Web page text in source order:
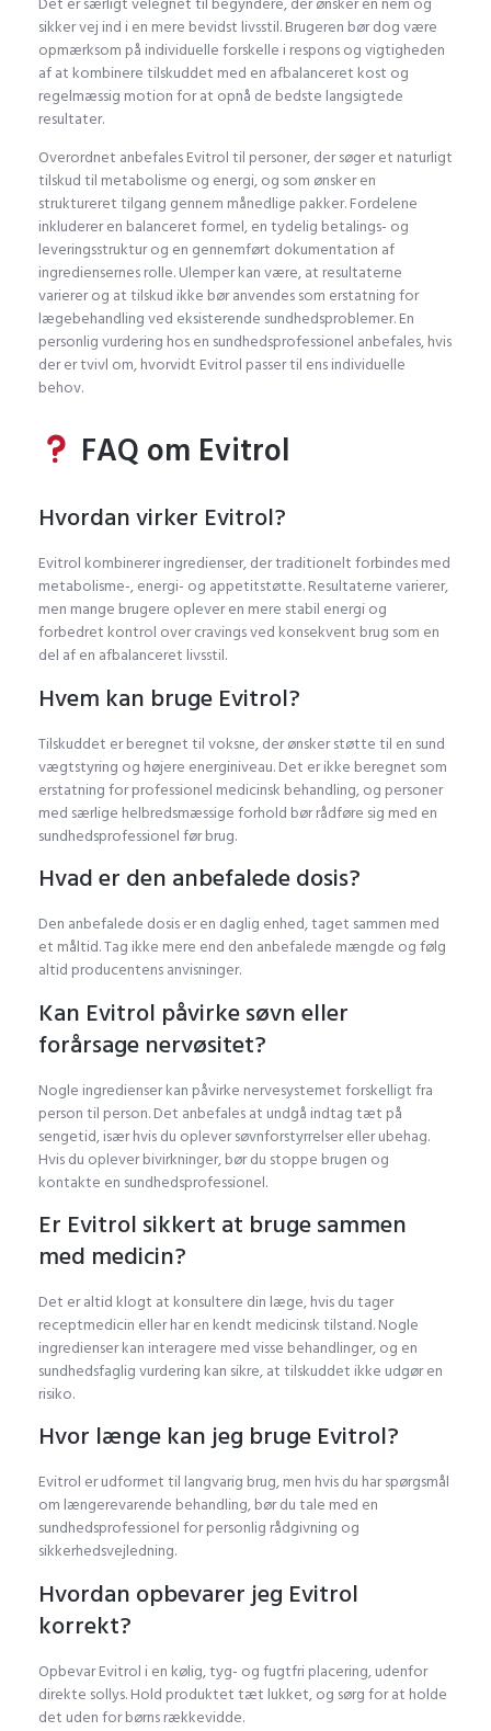
sikker vej ind i en mere bevidst livsstil. Brugeren bør dog være
opmærksom på individuelle forskelle i respons og vigtigheden
af at kombinere tilskuddet med en afbalanceret kost og
regelmæssig motion for at opnå de bedste langsigtede
resultater.
Overordnet anbefales Evitrol til personer, der søger et naturligt
tilskud til metabolisme og energi, og som ønsker en
struktureret tilgang gennem månedlige pakker. Fordelene
inkluderer en balanceret formel, en tydelig betalings- og
leveringsstruktur og en gennemført dokumentation af
ingrediensernes rolle. Ulemper kan være, at resultaterne
varierer og at tilskud ikke bør anvendes som erstatning for
lægebehandling ved eksisterende sundhedsproblemer. En
personlig vurdering hos en sundhedsprofessionel anbefales, hvis
der er tvivl om, hvorvidt Evitrol passer til ens individuelle
behov.
FAQ om Evitrol
Hvordan virker Evitrol?
Evitrol kombinerer ingredienser, der traditionelt forbindes med
metabolisme-, energi- og appetitstøtte. Resultaterne varierer,
men mange brugere oplever en mere stabil energi og
forbedret kontrol over cravings ved konsekvent brug som en
del af en afbalanceret livsstil.
Hvem kan bruge Evitrol?
Tilskuddet er beregnet til voksne, der ønsker støtte til en sund
vægtstyring og højere energiniveau. Det er ikke beregnet som
erstatning for professionel medicinsk behandling, og personer
med særlige helbredsmæssige forhold bør rådføre sig med en
sundhedsprofessionel før brug.
Hvad er den anbefalede dosis?
Den anbefalede dosis er en daglig enhed, taget sammen med
et måltid. Tag ikke mere end den anbefalede mængde og følg
altid producentens anvisninger.
Kan Evitrol påvirke søvn eller
forårsage nervøsitet?
Nogle ingredienser kan påvirke nervesystemet forskelligt fra
person til person. Det anbefales at undgå indtag tæt på
sengetid, især hvis du oplever søvnforstyrrelser eller ubehag.
Hvis du oplever bivirkninger, bør du stoppe brugen og
kontakte en sundhedsprofessionel.
Er Evitrol sikkert at bruge sammen
med medicin?
Det er altid klogt at konsultere din læge, hvis du tager
receptmedicin eller har en kendt medicinsk tilstand. Nogle
ingredienser kan interagere med visse behandlinger, og en
sundhedsfaglig vurdering kan sikre, at tilskuddet ikke udgør en
risiko.
Hvor længe kan jeg bruge Evitrol?
Evitrol er udformet til langvarig brug, men hvis du har spørgsmål
om længerevarende behandling, bør du tale med en
sundhedsprofessionel for personlig rådgivning og
sikkerhedsvejledning.
Hvordan opbevarer jeg Evitrol
korrekt?
Opbevar Evitrol i en kølig, tyg- og fugtfri placering, udenfor
direkte sollys. Hold produktet tæt lukket, og sørg for at holde
det uden for børns rækkevidde.